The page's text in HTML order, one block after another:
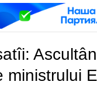
ministrului